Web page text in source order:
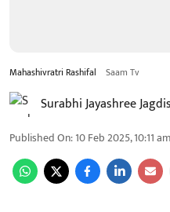
Mahashivratri Rashifal Saam Tv
Surabhi Jayashree
Published On:10 Feb 2025, 10:11 am